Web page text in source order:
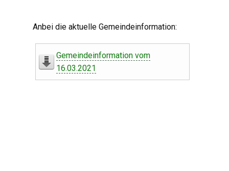
Leben in Oberdorf
Anbei die aktuelle Gemeindeinformation:
Gemeindeinformation vom
16.03.2021